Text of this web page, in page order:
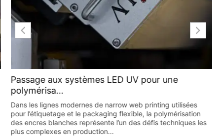
Passage aux systèmes LED UV pour une
polymérisa...
Dans les lignes modernes de narrow web printing utilisées
pour l’étiquetage et le packaging flexible, la polymérisation
des encres blanches représente l’un des défis techniques les
plus complexes en production...